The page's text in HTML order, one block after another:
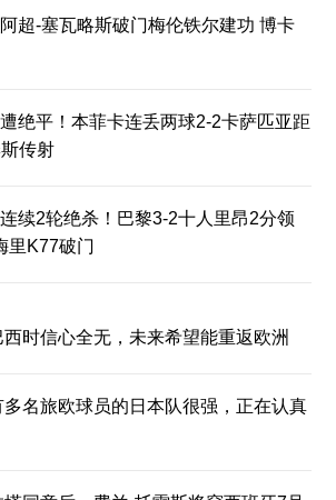
超-塞瓦略斯破门梅伦铁尔建功 博卡
绝平！本菲卡连丢两球2-2卡萨匹亚距
传射
续2轮绝杀！巴黎3-2十人里昂2分领
里K77破门
时信心全无，未来希望能重返欧洲
名旅欧球员的日本队很强，正在认真